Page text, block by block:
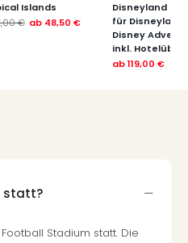
Islands
€ ab 48,50 €
Disneyland
für
Disney
inkl.
ab119,00 €
statt?
Stadium statt. Die